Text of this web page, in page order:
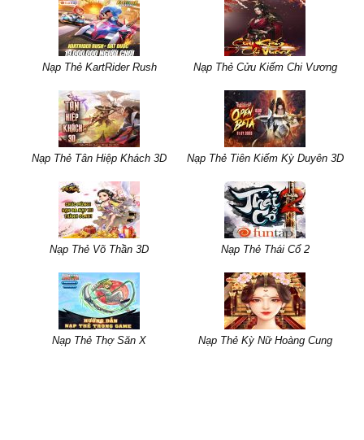
Nạp Thẻ KartRider Rush Nạp Thẻ Cửu Kiếm Chi Vương
Nạp Thẻ Tân Hiệp Khách 3D Nạp Thẻ Tiên Kiếm Kỳ Duyên 3D
Nạp Thẻ Võ Thần 3D Nạp Thẻ Thái Cổ 2
Nạp Thẻ Thợ Săn X Nạp Thẻ Kỳ Nữ Hoàng Cung